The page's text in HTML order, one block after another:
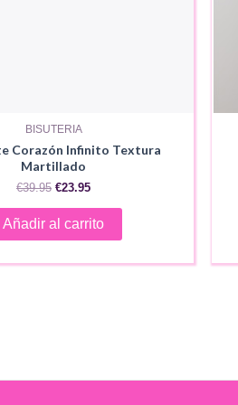
BISUTERIA
Corazón Infinito Textura
Martillado
€39.95 El
original
era:
€39.95.
€23.95El
actual
es:
€23.95.
Añadir al carrito